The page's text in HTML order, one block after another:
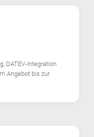
DATEV-Integration
Angebot bis zur